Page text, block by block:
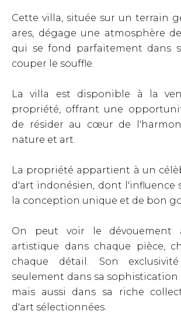
Cette villa, située sur un terrain
ares, dégage une atmosphère
qui se fond parfaitement dans
couper le souffle.
La villa est disponible à la
propriété, offrant une
de résider au cœur de
nature et art.
La propriété appartient à un
d'art indonésien, dont l'influence
la conception unique et de bon
On peut voir le dévouement
artistique dans chaque pièce,
chaque détail. Son
seulement dans sa
mais aussi dans sa riche
d'art sélectionnées.